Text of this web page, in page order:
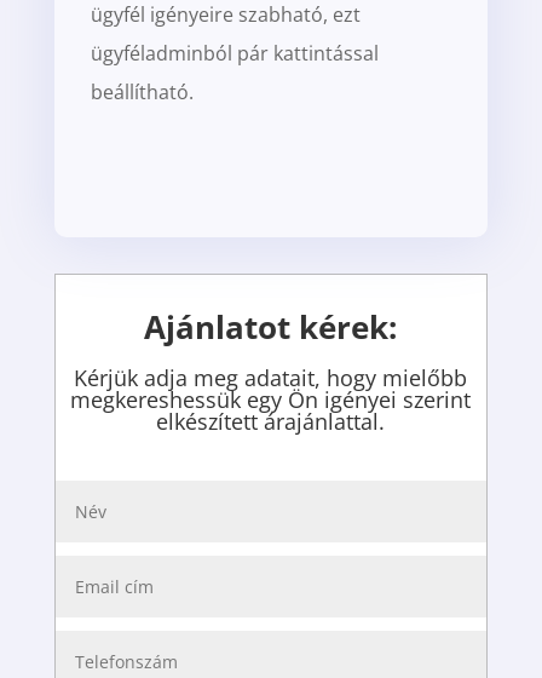
ügyfél igényeire szabható, ezt
ügyféladminból pár kattintással
beállítható.
Ajánlatot kérek:
Kérjük adja meg adatait, hogy mielőbb
megkereshessük egy Ön igényei szerint
elkészített árajánlattal.